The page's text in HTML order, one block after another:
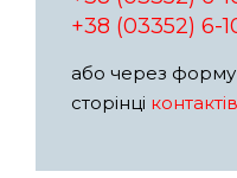
+38 (03352) 6-
або через форму
сторінці контактів